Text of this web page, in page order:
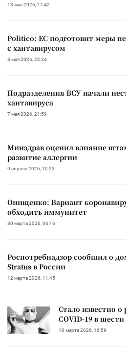
13 мая 2026, 17:42
Politico: ЕС подготовит меры
с хантавирусом
8 мая 2026, 22:34
Подразделения ВСУ начали
хантавируса
7 мая 2026, 21:59
Минздрав оценил влияние
развитие аллергии
9 апреля 2026, 10:23
Онищенко: Вариант
обходить иммунитет
30 марта 2026, 06:16
Роспотребнадзор сообщил о
Stratus в России
12 марта 2026, 11:45
Стало известно о
COVID-19 в
10 марта 2026, 16:59